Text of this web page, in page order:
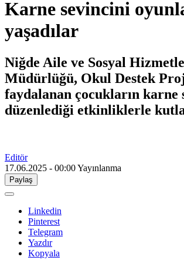
Karne sevincini
yaşadılar
Niğde Aile ve Sosyal
Müdürlüğü, Okul Destek
faydalanan çocukların karne
düzenlediği etkinliklerle
Editör
17.06.2025 - 00:00Yayınlanma
Paylaş
Linkedin
Pinterest
Telegram
Yazdır
Kopyala